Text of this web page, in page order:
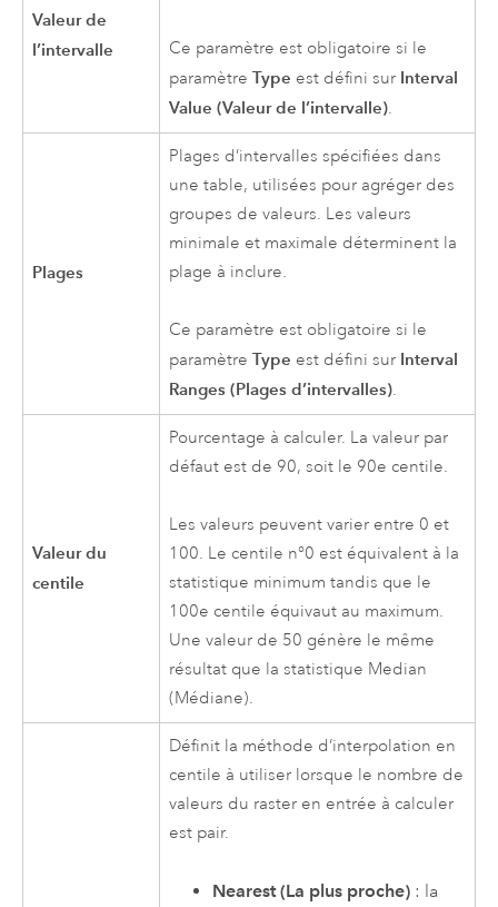
Valeur de
l’intervalle
Ce paramètre est obligatoire si le
paramètreType est défini sur Interval
Value (Valeur de l’intervalle).
Plages
Plages d’intervalles spécifiées dans
une table, utilisées pour agréger des
groupes de valeurs. Les valeurs
minimale et maximale déterminent la
plage à inclure.
Ce paramètre est obligatoire si le
paramètreType est défini sur Interval
Ranges (Plages d’intervalles).
Valeur du
centile
Pourcentage à calculer. La valeur par
défaut est de 90, soit le 90e centile.
Les valeurs peuvent varier entre 0 et
100. Le centile n°0 est équivalent à la
statistique minimum tandis que le
100e centile équivaut au maximum.
Une valeur de 50 génère le même
résultat que la statistique Median
(Médiane).
Définit la méthode d’interpolation en
centile à utiliser lorsque le nombre de
valeurs du raster en entrée à calculer
est pair.
Nearest (La plus proche) : la